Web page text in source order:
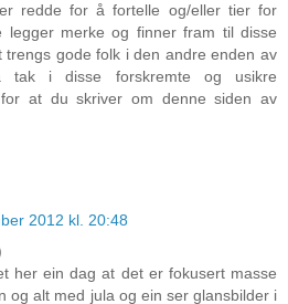
redde for å fortelle og/eller tier for
legger merke og finner fram til disse
trengs gode folk i den andre enden av
i disse forskremte og usikre
for at du skriver om denne siden av
2012 kl. 20:48
her ein dag at det er fokusert masse
og alt med jula og ein ser glansbilder i